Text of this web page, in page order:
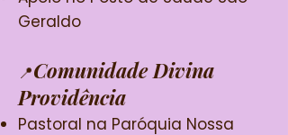
Geraldo
📍Comunidade Divina
Providência
Pastoral na Paróquia Nossa